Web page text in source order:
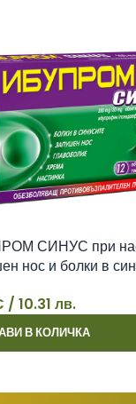
СИНУС при
нос и болки в
/ 10.31 лв.
В КОЛИЧКА